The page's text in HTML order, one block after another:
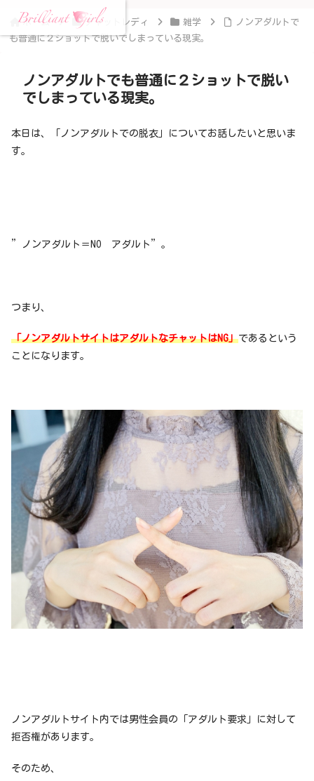
ホーム チャットレディ 雑学
ノンアダルトで
も普通に２ショットで脱いでしまっている現実。
ノンアダルトでも普通に２ショットで脱い
でしまっている現実。
本日は、「ノンアダルトでの脱衣」についてお話したいと思いま
す。
”ノンアダルト＝NO アダルト”。
つまり、
「ノンアダルトサイトはアダルトなチャットはNG」であるという
ことになります。
ノンアダルトサイト内では男性会員の「アダルト要求」に対して
拒否権があります。
そのため、